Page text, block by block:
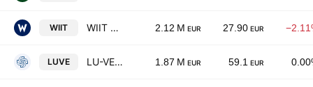
WIIT WIIT SpA 2.12 M EUR 27.90 EUR
LUVE LU-VE S.p.A. 1.87 M EUR 59.1 EUR